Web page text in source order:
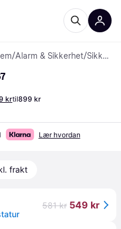
/Alarm & Sikkerhet/ Sikkerhetsskap
krtil899 kr
Lær hvordan
frakt
581 kr 549 kr